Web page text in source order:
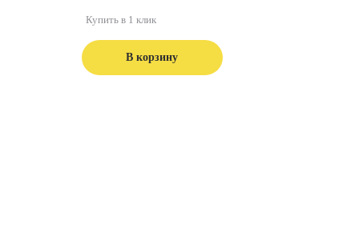
В корзину
Купить в 1 клик